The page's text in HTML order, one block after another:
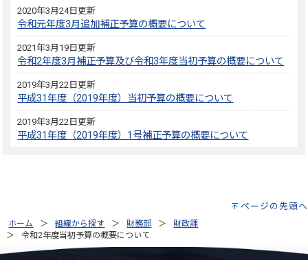
2020年3月24日更新
令和元年度3月追加補正予算の概要について
2021年3月19日更新
令和2年度3月補正予算及び令和3年度当初予算の概要について
2019年3月22日更新
平成31年度（2019年度）当初予算の概要について
2019年3月22日更新
平成31年度（2019年度）1号補正予算の概要について
ページの先頭へ
ホーム 組織から探す 財務部
財政課
令和2年度当初予算の概要について